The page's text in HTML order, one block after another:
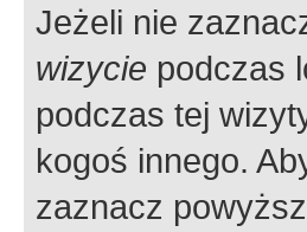
Jeżeli nie
wizycie podczas
podczas tej
kogoś innego.
zaznacz